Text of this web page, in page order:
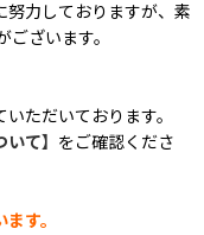
努力しておりますが、素
ざいます。
ただいております。
て】 をご確認くださ
す。